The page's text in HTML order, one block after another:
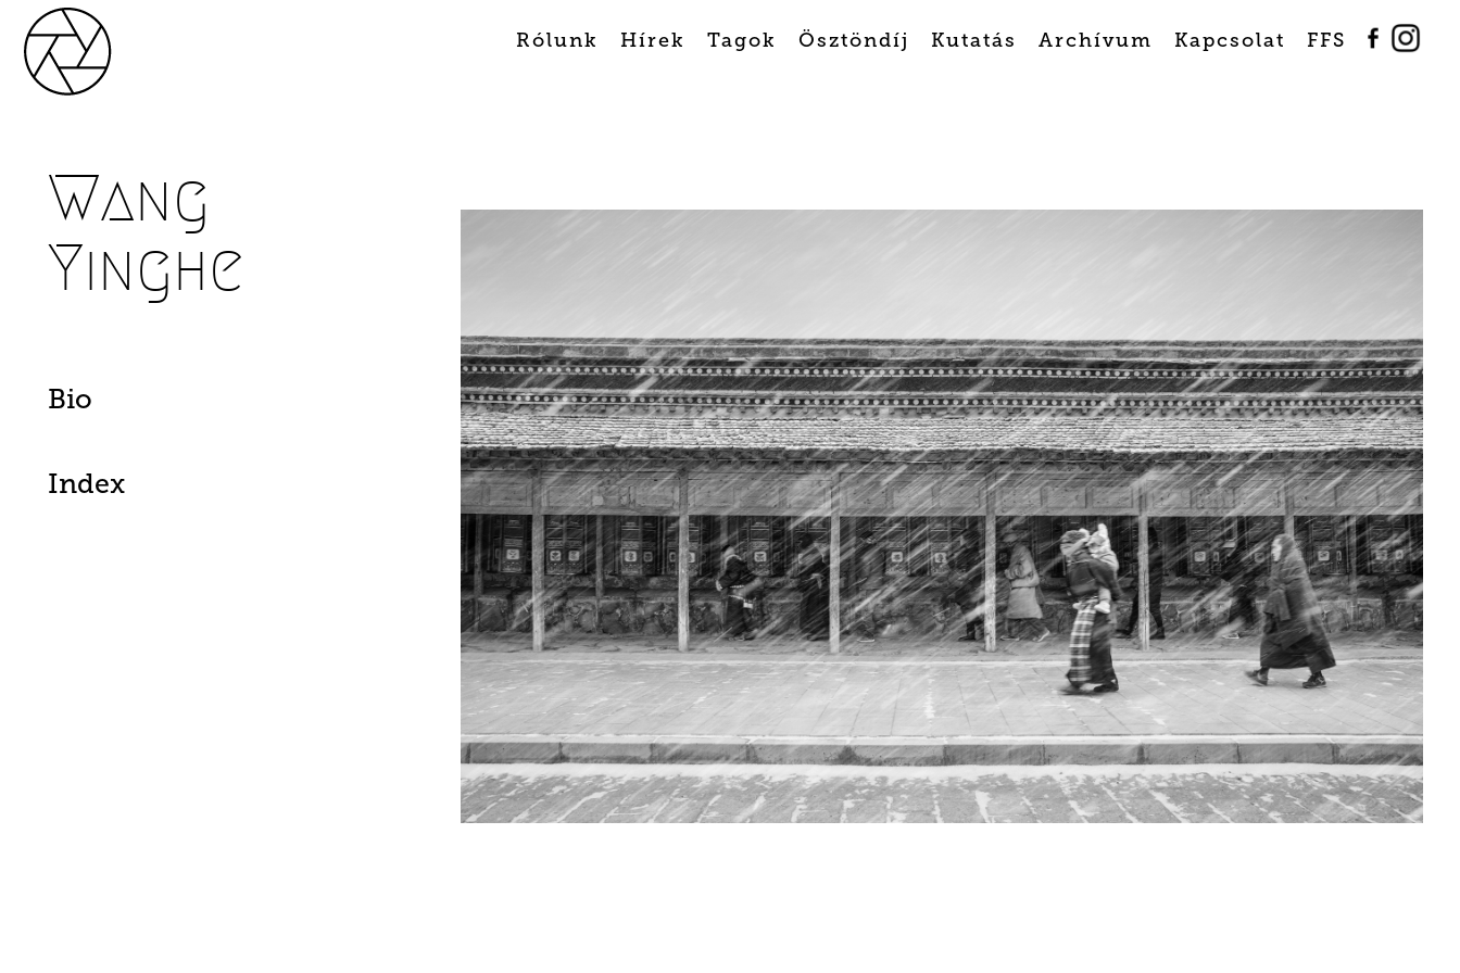
Rólunk Hírek Tagok Ösztöndíj Kutatás Archívum Kapcsolat FFS
Wang
Yinghe
Bio
Index